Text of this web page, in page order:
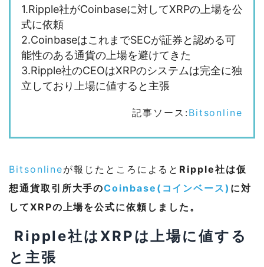
1.Ripple社がCoinbaseに対してXRPの上場を公
式に依頼
2.CoinbaseはこれまでSECが証券と認める可
能性のある通貨の上場を避けてきた
3.Ripple社のCEOはXRPのシステムは完全に独
立しており上場に値すると主張
記事ソース:Bitsonline
Bitsonlineが報じたところによると Ripple社は仮
想通貨取引所大手のCoinbase(コインベース) に対
してXRPの上場を公式に依頼しました。
Ripple社はXRPは上場に値する
と主張